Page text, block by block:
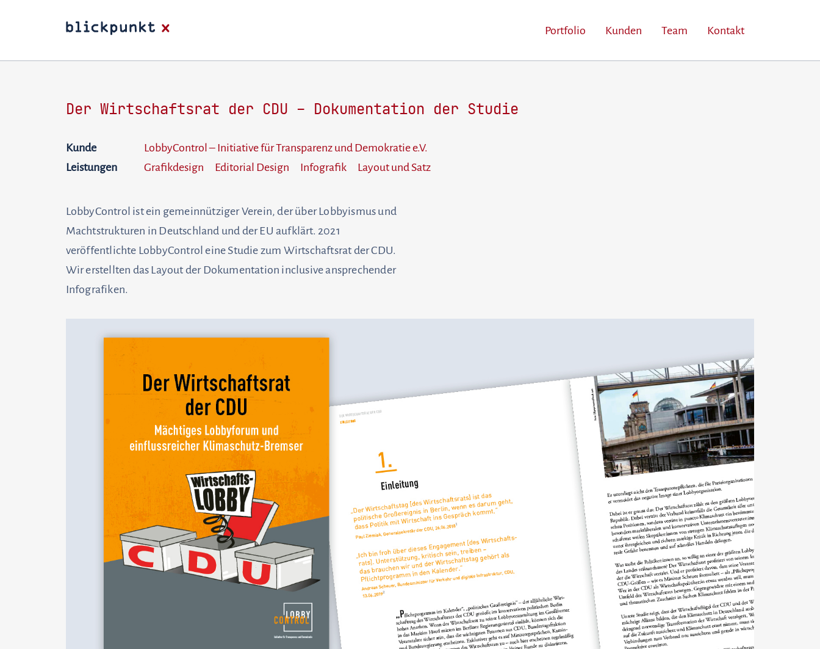
Portfolio Kunden Team Kontakt
Der Wirtschaftsrat der CDU – Dokumentation der Studie
Kunde
LobbyControl – Initiative für Transparenz und Demokratie e.V.
Leistungen
Grafikdesign Editorial Design Infografik Layout und Satz
LobbyControl ist ein gemeinnütziger Verein, der über Lobbyismus und
Machtstrukturen in Deutschland und der EU aufklärt. 2021
veröffentlichte LobbyControl eine Studie zum Wirtschaftsrat der CDU.
Wir erstellten das Layout der Dokumentation inclusive ansprechender
Infografiken.